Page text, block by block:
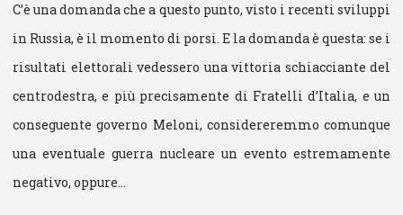
C’è una domanda che a questo punto, visto i recenti sviluppi
in Russia, è il momento di porsi. E la domanda è questa: se i
risultati elettorali vedessero una vittoria schiacciante del
centrodestra, e più precisamente di Fratelli d’Italia, e un
conseguente governo Meloni, considereremmo comunque
una eventuale guerra nucleare un evento estremamente
negativo, oppure…